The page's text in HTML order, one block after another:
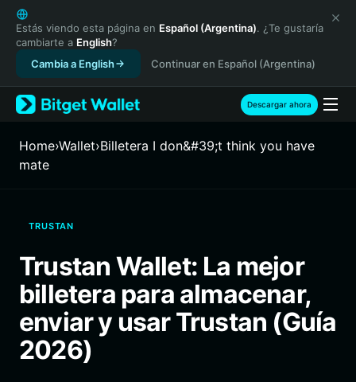
English
日本語
Tiếng Việt
Русский
Español (Latinoamérica)
Türkçe
Français
Deutsch
Português (Portugal)
ภาษาไทย
Español
Português (Brasil)
Español (Argentina)
Estás viendo esta página en Español (Argentina). ¿Te gustaría
cambiarte a English?
Cambia a English
Continuar en Español (Argentina)
Descargar ahora
Home›Wallet›Billetera I don&#39;t think you have
mate
TRUSTAN
Trustan Wallet: La mejor
billetera para almacenar,
enviar y usar Trustan (Guía
2026)